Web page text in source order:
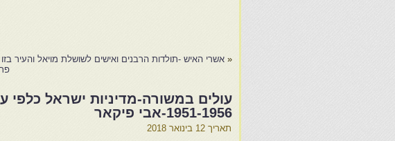
« אשרי האיש -תולדות הרבנים ואישים לשושלת מויאל והעיר בזו
פרק
עולים במשורה-מדיניות ישראל כלפי
1951-1956-אבי פיקאר
תאריך 12 בינואר 2018